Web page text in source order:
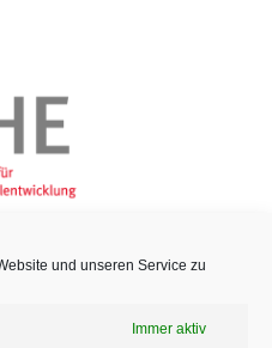
und unseren Service zu
Immer aktiv